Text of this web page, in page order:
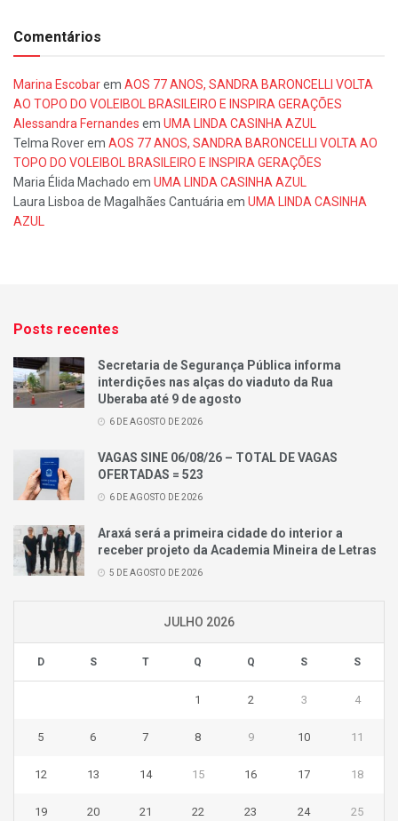
Comentários
Marina Escobarem AOS 77 ANOS, SANDRA BARONCELLI VOLTA
AO TOPO DO VOLEIBOL BRASILEIRO E INSPIRA GERAÇÕES
Alessandra Fernandes em UMA LINDA CASINHA AZUL
Telma Roverem AOS 77 ANOS, SANDRA BARONCELLI VOLTA AO
TOPO DO VOLEIBOL BRASILEIRO E INSPIRA GERAÇÕES
Maria Élida Machado em UMA LINDA CASINHA AZUL
Laura Lisboa de Magalhães Cantuária em UMA LINDA CASINHA
AZUL
Posts recentes
Secretaria de Segurança Pública informa
interdições nas alças do viaduto da Rua
Uberaba até 9 de agosto
6 DE AGOSTO DE 2026
VAGAS SINE 06/08/26 – TOTAL DE VAGAS
OFERTADAS = 523
6 DE AGOSTO DE 2026
Araxá será a primeira cidade do interior a
receber projeto da Academia Mineira de Letras
5 DE AGOSTO DE 2026
JULHO 2026
D S T Q Q S S
1 2 3 4
5 6 7 8 9 10 11
12 13 14 15 16 17 18
19 20 21 22 23 24 25